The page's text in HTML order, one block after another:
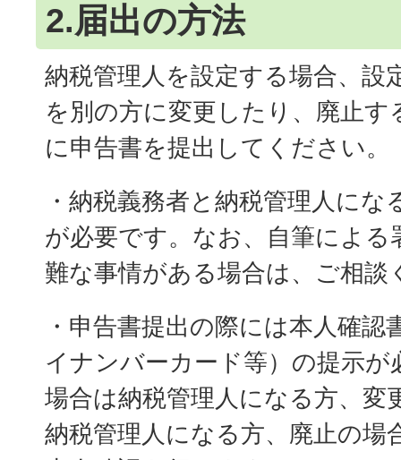
2.届出の方法
納税管理人を設定する場合、設
を別の方に変更したり、廃止す
に申告書を提出してください。
・納税義務者と納税管理人にな
が必要です。なお、自筆による
難な事情がある場合は、ご相談
・申告書提出の際には本人確認
イナンバーカード等）の提示が
場合は納税管理人になる方、変
納税管理人になる方、廃止の場